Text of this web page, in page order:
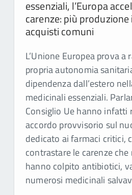
essenziali, l’Europa
carenze: più
acquisti comuni
L’Unione Europea prova a
propria autonomia
dipendenza dall’estero
medicinali essenziali.
Consiglio Ue hanno infatti
accordo provvisorio sul
dedicato ai farmaci critici,
contrastare le carenze
hanno colpito antibiotici,
numerosi medicinali